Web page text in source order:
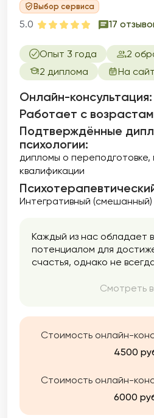
Выбор сервиса
5.0 17
Опыт 3 года
2
2 диплома
На
Онлайн-консультация:
Работает с
Подтверждённые
психологии:
дипломы о переподготовке
квалификации
Интегративный
Каждый из нас обладает
потенциалом для
счастья, однако не
заключается в том,
работы. Я готова помочь
оптимальное решение,
приятной и насыщенной.
Смотреть
Стоимость онлайн-
4500
Стоимость онлайн-
6000